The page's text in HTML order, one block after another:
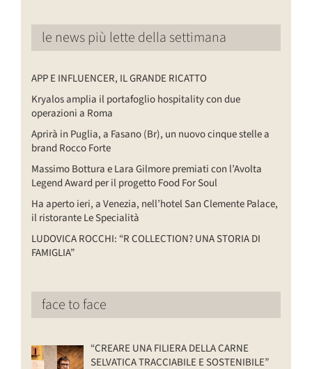
le news più lette della settimana
APP E INFLUENCER, IL GRANDE RICATTO
Kryalos amplia il portafoglio hospitality con due
operazioni a Roma
Aprirà in Puglia, a Fasano (Br), un nuovo cinque stelle a
brand Rocco Forte
Massimo Bottura e Lara Gilmore premiati con l’Avolta
Legend Award per il progetto Food For Soul
Ha aperto ieri, a Venezia, nell’hotel San Clemente Palace,
il ristorante Le Specialità
LUDOVICA ROCCHI: “R COLLECTION? UNA STORIA DI
FAMIGLIA”
face to face
“CREARE UNA FILIERA DELLA CARNE
SELVATICA TRACCIABILE E SOSTENIBILE”